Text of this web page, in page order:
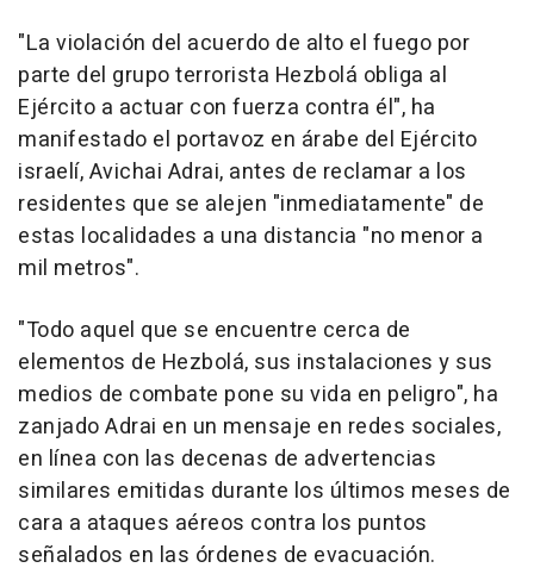
"La violación del acuerdo de alto el fuego por
parte del grupo terrorista Hezbolá obliga al
Ejército a actuar con fuerza contra él", ha
manifestado el portavoz en árabe del Ejército
israelí, Avichai Adrai, antes de reclamar a los
residentes que se alejen "inmediatamente" de
estas localidades a una distancia "no menor a
mil metros".
"Todo aquel que se encuentre cerca de
elementos de Hezbolá, sus instalaciones y sus
medios de combate pone su vida en peligro", ha
zanjado Adrai en un mensaje en redes sociales,
en línea con las decenas de advertencias
similares emitidas durante los últimos meses de
cara a ataques aéreos contra los puntos
señalados en las órdenes de evacuación.